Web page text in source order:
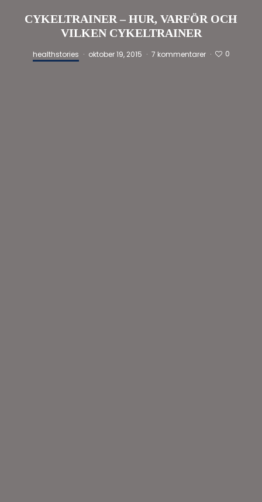
CYKELTRAINER – HUR, VARFÖR OCH
VILKEN CYKELTRAINER
healthstories · oktober 19, 2015 · 7 kommentarer · 0